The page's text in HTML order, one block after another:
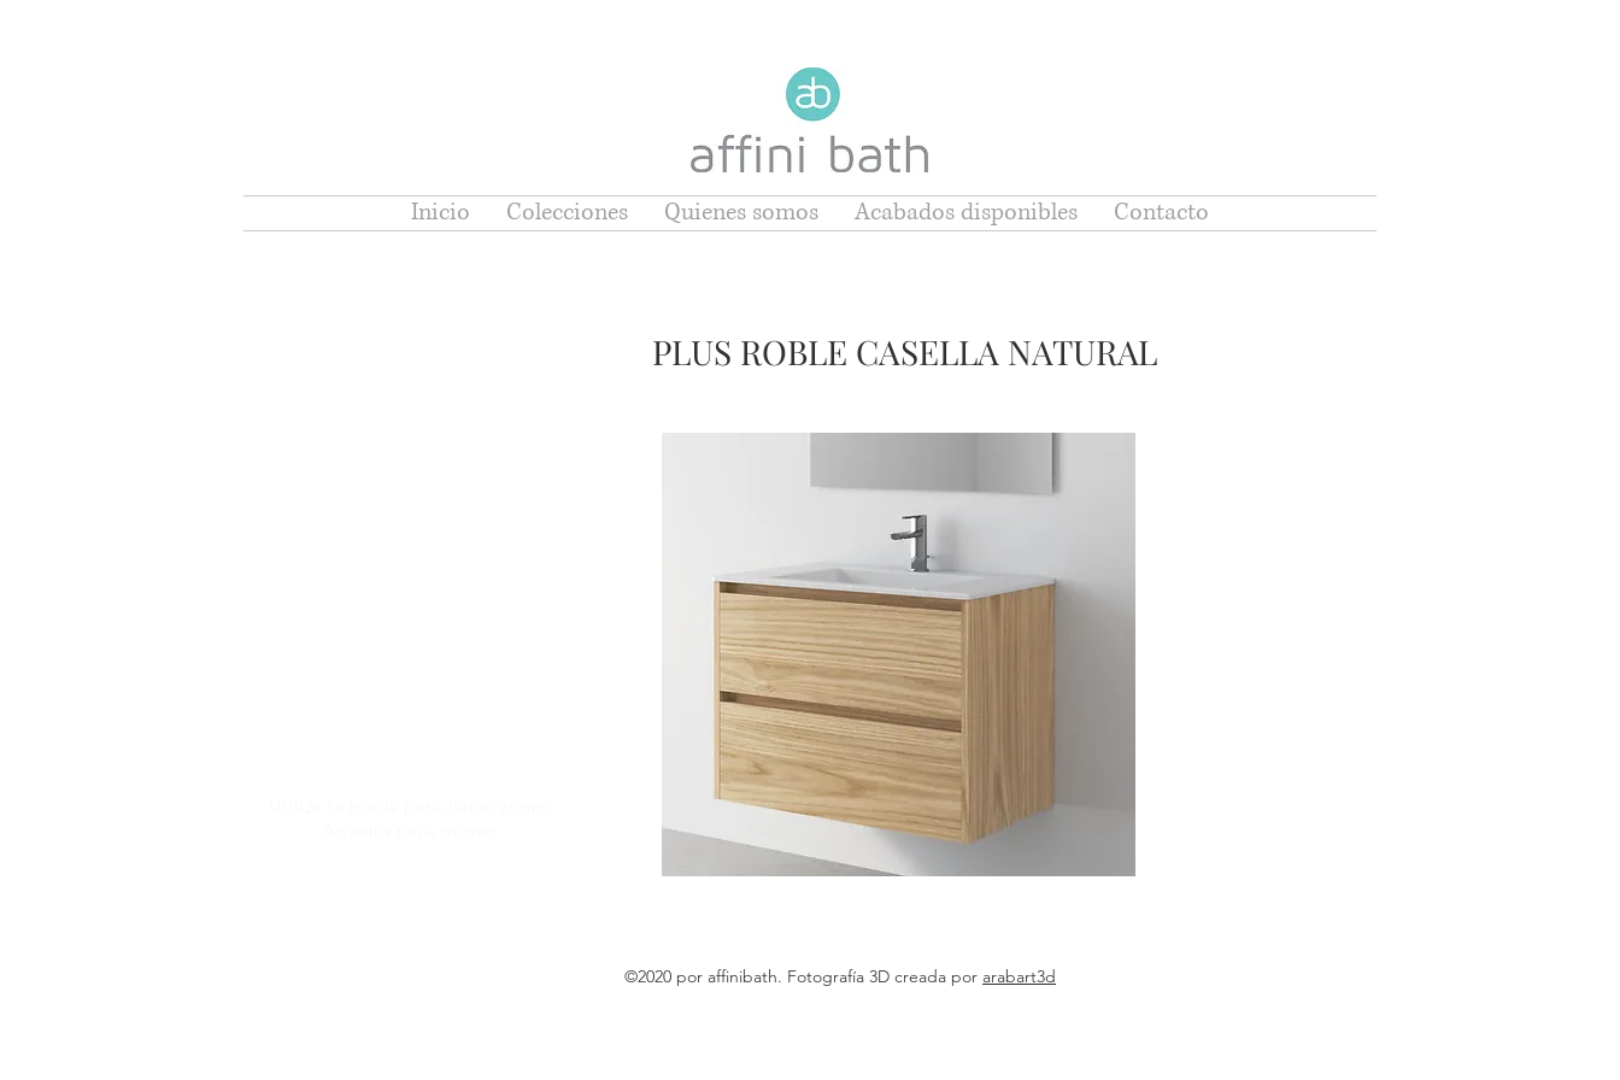
Inicio Colecciones Quienes somos Acabados disponibles Contacto
PLUS ROBLE CASELLA NATURAL
©2020 por affinibath. Fotografía 3D creada por arabart3d